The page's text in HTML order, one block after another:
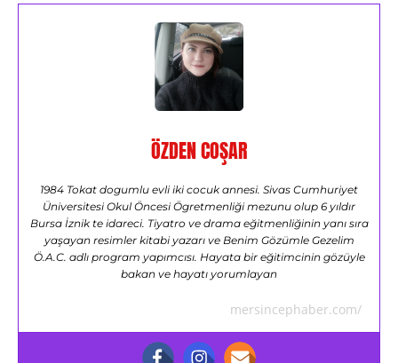
ÖZDEN COŞAR
1984 Tokat dogumlu evli iki cocuk annesi. Sivas Cumhuriyet
Üniversitesi Okul Öncesi Ögretmenliği mezunu olup 6 yıldır
Bursa İznik te idareci. Tiyatro ve drama eğitmenliğinin yanı sıra
yaşayan resimler kitabi yazarı ve Benim Gözümle Gezelim
Ö.A.C. adlı program yapımcısı. Hayata bir eğitimcinin gözüyle
bakan ve hayatı yorumlayan
mersincephaber.com/